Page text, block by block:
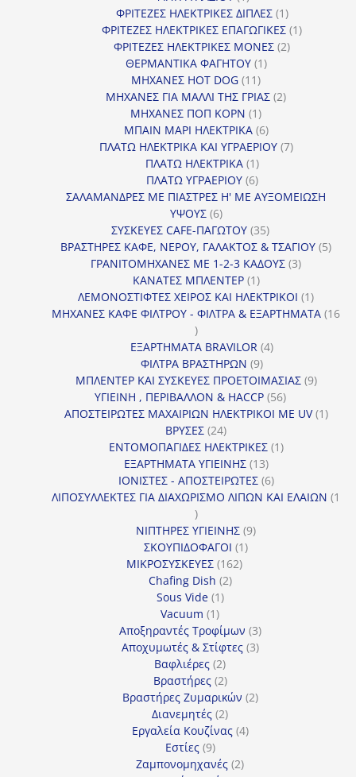
προϊόν
ΦΡΙΤΕΖΕΣ ΗΛΕΚΤΡΙΚΕΣ ΔΙΠΛΕΣ 11
προϊόν
ΦΡΙΤΕΖΕΣ ΗΛΕΚΤΡΙΚΕΣ ΕΠΑΓΩΓΙΚΕΣ 11
ΦΡΙΤΕΖΕΣ ΗΛΕΚΤΡΙΚΕΣ ΜΟΝΕΣ 22
ΘΕΡΜΑΝΤΙΚΑ ΦΑΓΗΤΟΥ 11
ΜΗΧΑΝΕΣ HOT DOG 1111
προϊόντα
ΜΗΧΑΝΕΣ ΓΙΑ ΜΑΛΛΙ ΤΗΣ ΓΡΙΑΣ 22
ΜΗΧΑΝΕΣ ΠΟΠ ΚΟΡΝ 11
προϊόν
ΜΠΑΙΝ ΜΑΡΙ ΗΛΕΚΤΡΙΚΑ 66
προϊόντα
ΠΛΑΤΩ ΗΛΕΚΤΡΙΚΑ ΚΑΙ ΥΓΡΑΕΡΙΟΥ 77
ΠΛΑΤΩ ΗΛΕΚΤΡΙΚΑ 11
προϊόν
ΠΛΑΤΩ ΥΓΡΑΕΡΙΟΥ 66
προϊόντα
ΣΑΛΑΜΑΝΔΡΕΣ ΜΕ ΠΙΑΣΤΡΕΣ Η' ΜΕ ΑΥΞΟΜΕΙΩΣΗ
ΥΨΟΥΣ 66
προϊόντα
ΣΥΣΚΕΥΕΣ CAFE-ΠΑΓΩΤΟΥ 3535
προϊόντα
ΒΡΑΣΤΗΡΕΣ ΚΑΦΕ, ΝΕΡΟΥ, ΓΑΛΑΚΤΟΣ & ΤΣΑΓΙΟΥ 55
ΓΡΑΝΙΤΟΜΗΧΑΝΕΣ ΜΕ 1-2-3 ΚΑΔΟΥΣ 33
ΚΑΝΑΤΕΣ ΜΠΛΕΝΤΕΡ 11
προϊόν
ΛΕΜΟΝΟΣΤΙΦΤΕΣ ΧΕΙΡΟΣ ΚΑΙ ΗΛΕΚΤΡΙΚΟΙ 11
προϊόν
ΜΗΧΑΝΕΣ ΚΑΦΕ ΦΙΛΤΡΟΥ - ΦΙΛΤΡΑ & ΕΞΑΡΤΗΜΑΤΑ 16
16
προϊόντα
ΕΞΑΡΤΗΜΑΤΑ BRAVILOR 44
ΦΙΛΤΡΑ ΒΡΑΣΤΗΡΩΝ 99
προϊόντα
ΜΠΛΕΝΤΕΡ ΚΑΙ ΣΥΣΚΕΥΕΣ ΠΡΟΕΤΟΙΜΑΣΙΑΣ 99
ΥΓΙΕΙΝΗ , ΠΕΡΙΒΑΛΛΟΝ & HACCP 5656
προϊόντα
ΑΠΟΣΤΕΙΡΩΤΕΣ ΜΑΧΑΙΡΙΩΝ ΗΛΕΚΤΡΙΚΟΙ ΜΕ UV 11
ΒΡΥΣΕΣ 2424
προϊόντα
ΕΝΤΟΜΟΠΑΓΙΔΕΣ ΗΛΕΚΤΡΙΚΕΣ 11
ΕΞΑΡΤΗΜΑΤΑ ΥΓΙΕΙΝΗΣ 1313
προϊόντα
ΙΟΝΙΣΤΕΣ - ΑΠΟΣΤΕΙΡΩΤΕΣ 66
προϊόντα
ΛΙΠΟΣΥΛΛΕΚΤΕΣ ΓΙΑ ΔΙΑΧΩΡΙΣΜΟ ΛΙΠΩΝ ΚΑΙ ΕΛΑΙΩΝ 1
1
προϊόν
ΝΙΠΤΗΡΕΣ ΥΓΙΕΙΝΗΣ 99
ΣΚΟΥΠΙΔΟΦΑΓΟΙ 11
ΜΙΚΡΟΣΥΣΚΕΥΕΣ 162162
Chafing Dish 22
Sous Vide 11
Vacuum 11
προϊόν
Αποξηραντές Τροφίμων 33
προϊόντα
Αποχυμωτές & Στίφτες 33
Βαφλιέρες 22
προϊόντα
Βραστήρες 22
προϊόντα
Βραστήρες Ζυμαρικών 22
Διανεμητές 22
προϊόντα
Εργαλεία Κουζίνας 44
Εστίες 99
προϊόντα
Ζαμπονομηχανές 22